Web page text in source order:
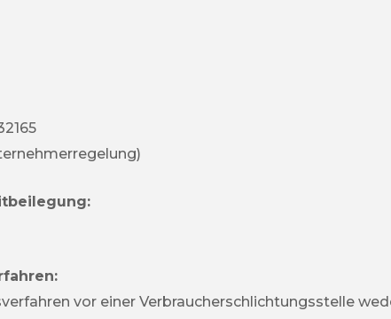
vor einer Verbraucherschlichtungsstelle